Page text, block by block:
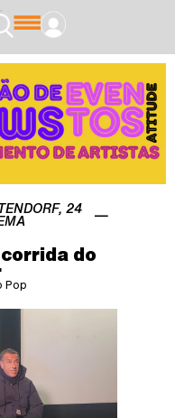
, 24
corrida do
Pop